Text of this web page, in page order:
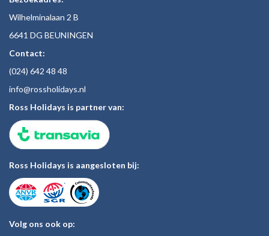
Wilhelminalaan 2 B
6641 DG BEUNINGEN
Contact:
(024) 642 48 48
info@rossholidays.nl
Ross Holidays is partner van:
Ross Holidays is aangesloten bij:
Volg ons ook op: